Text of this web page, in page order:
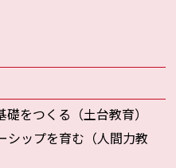
をつくる（土台教育）
シップを育む（人間力教